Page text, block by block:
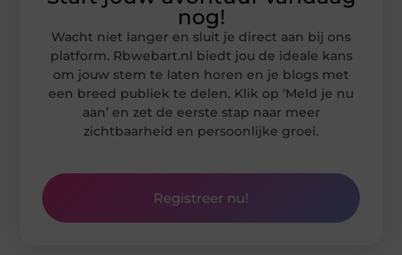
nog!
Wacht niet langer en sluit je direct aan bij ons
platform. Rbwebart.nl biedt jou de ideale kans
om jouw stem te laten horen en je blogs met
een breed publiek te delen. Klik op ‘Meld je nu
aan’ en zet de eerste stap naar meer
zichtbaarheid en persoonlijke groei.
Registreer nu!